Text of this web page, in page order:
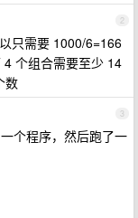
2
只需要 1000/6=166
个组合需要至少 14
数
3
个程序，然后跑了一